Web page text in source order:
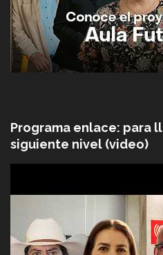
Programa enlace: para
siguiente nivel (video)